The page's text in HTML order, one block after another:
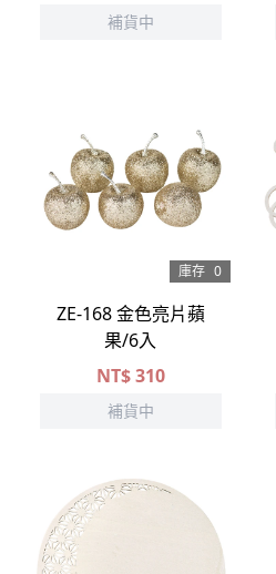
補貨中
庫存 0
ZE-168 金色亮片蘋
果/6入
NT$310
補貨中